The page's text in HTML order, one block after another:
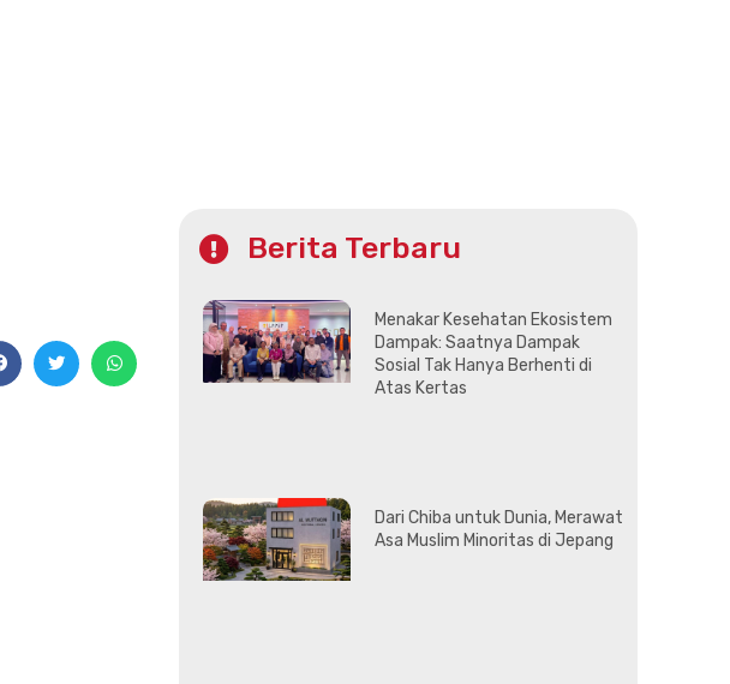
Berita Terbaru
Menakar Kesehatan Ekosistem
Dampak: Saatnya Dampak
Sosial Tak Hanya Berhenti di
Atas Kertas
Dari Chiba untuk Dunia, Merawat
Asa Muslim Minoritas di Jepang